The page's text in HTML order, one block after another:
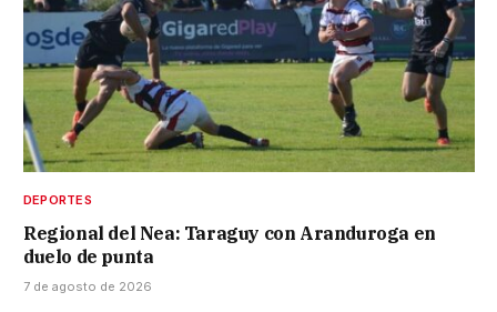
DEPORTES
Regional del Nea: Taraguy con Aranduroga en
duelo de punta
7 de agosto de 2026